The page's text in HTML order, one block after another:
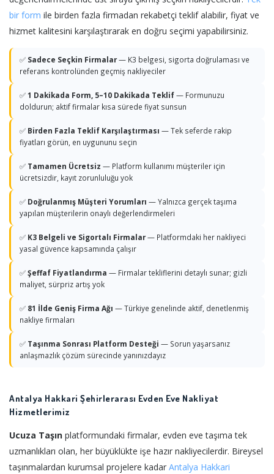
bir form ile birden fazla firmadan rekabetçi teklif alabilir, fiyat ve
hizmet kalitesini karşılaştırarak en doğru seçimi yapabilirsiniz.
✅ Sadece Seçkin Firmalar— K3 belgesi, sigorta doğrulaması ve
referans kontrolünden geçmiş nakliyeciler
✅1 Dakikada Form, 5–10 Dakikada Teklif— Formunuzu
doldurun; aktif firmalar kısa sürede fiyat sunsun
✅ Birden Fazla Teklif Karşılaştırması — Tek seferde rakip
fiyatları görün, en uygununu seçin
✅ Tamamen Ücretsiz — Platform kullanımı müşteriler için
ücretsizdir, kayıt zorunluluğu yok
✅ Doğrulanmış Müşteri Yorumları — Yalnızca gerçek taşıma
yapılan müşterilerin onaylı değerlendirmeleri
✅ K3 Belgeli ve Sigortalı Firmalar— Platformdaki her nakliyeci
yasal güvence kapsamında çalışır
✅Şeffaf Fiyatlandırma — Firmalar tekliflerini detaylı sunar; gizli
maliyet, sürpriz artış yok
✅ 81 İlde Geniş Firma Ağı — Türkiye genelinde aktif, denetlenmiş
nakliye firmaları
✅ Taşınma Sonrası Platform Desteği — Sorun yaşarsanız
anlaşmazlık çözüm sürecinde yanınızdayız
Antalya Hakkari Şehirlerarası Evden Eve Nakliyat
Hizmetlerimiz
Ucuza Taşın platformundaki firmalar, evden eve taşıma tek
uzmanlıkları olan, her büyüklükte işe hazır nakliyecilerdir. Bireysel
taşınmalardan kurumsal projelere kadarAntalya Hakkari